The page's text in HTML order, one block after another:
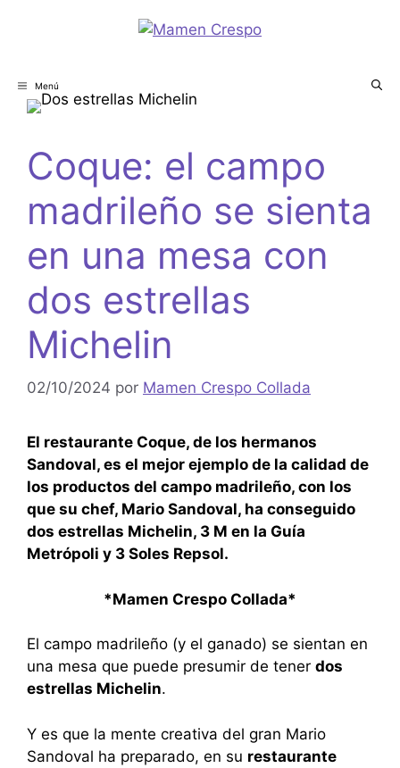
Menú
Coque: el campo
madrileño se sienta
en una mesa con
dos estrellas
Michelin
02/10/2024 por Mamen Crespo Collada
El restaurante Coque, de los hermanos
Sandoval, es el mejor ejemplo de la calidad de
los productos del campo madrileño, con los
que su chef, Mario Sandoval, ha conseguido
dos estrellas Michelin, 3 M en la Guía
Metrópoli y 3 Soles Repsol.
*Mamen Crespo Collada*
El campo madrileño (y el ganado) se sientan en
una mesa que puede presumir de tener dos
estrellas Michelin.
Y es que la mente creativa del gran Mario
Sandoval ha preparado, en su restaurante